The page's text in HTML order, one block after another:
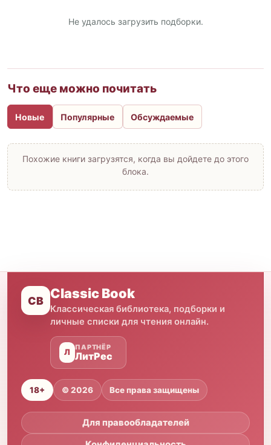
Не удалось загрузить подборки.
Что еще можно почитать
Новые Популярные Обсуждаемые
Похожие книги загрузятся, когда вы дойдете до этого
блока.
CB Classic Book
Классическая библиотека, подборки и
личные списки для чтения онлайн.
Л
ПАРТНЁР
ЛитРес
18+ © 2026 Все права защищены
Для правообладателей